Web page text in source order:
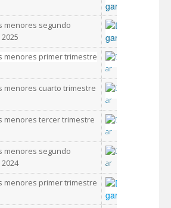
menores segundo
menores primer trimestre
menores cuarto trimestre
menores tercer trimestre
menores segundo
menores primer trimestre